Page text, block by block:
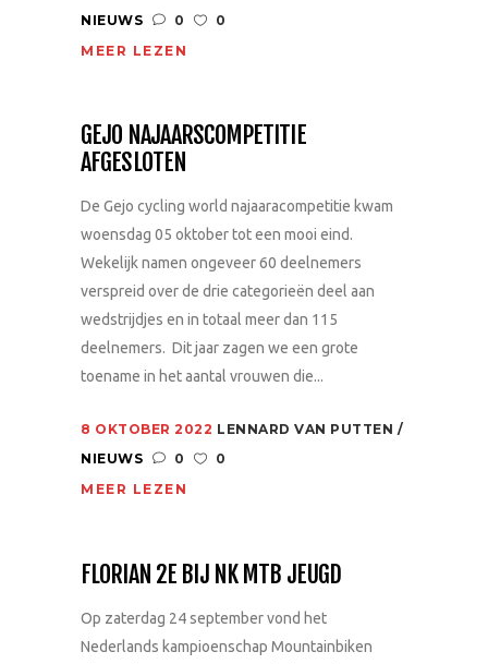
NIEUWS
0
0
MEER LEZEN
GEJO NAJAARSCOMPETITIE
AFGESLOTEN
De Gejo cycling world najaaracompetitie kwam
woensdag 05 oktober tot een mooi eind.
Wekelijk namen ongeveer 60 deelnemers
verspreid over de drie categorieën deel aan
wedstrijdjes en in totaal meer dan 115
deelnemers. Dit jaar zagen we een grote
toename in het aantal vrouwen die...
8 OKTOBER 2022 LENNARD VAN PUTTEN
NIEUWS
0
0
MEER LEZEN
FLORIAN 2E BIJ NK MTB JEUGD
Op zaterdag 24 september vond het
Nederlands kampioenschap Mountainbiken